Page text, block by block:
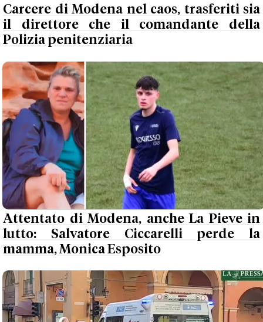
Carcere di Modena nel caos, trasferiti sia
il direttore che il comandante della
Polizia penitenziaria
Attentato di Modena, anche La Pieve in
lutto: Salvatore Ciccarelli perde la
mamma, Monica Esposito